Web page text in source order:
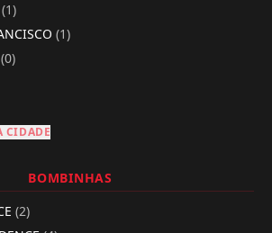
(1)
(1)
(0)
CIDADE
BOMBINHAS
(2)